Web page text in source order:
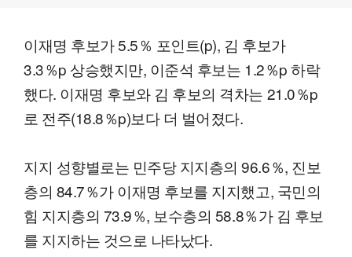
이재명 후보가 5.5％ 포인트(p), 김 후보가
3.3％p 상승했지만, 이준석 후보는 1.2％p 하락
했다. 이재명 후보와 김 후보의 격차는 21.0％p
로 전주(18.8％p)보다 더 벌어졌다.
지지 성향별로는 민주당 지지층의 96.6％, 진보
층의 84.7％가 이재명 후보를 지지했고, 국민의
힘 지지층의 73.9％, 보수층의 58.8％가 김 후보
를 지지하는 것으로 나타났다.